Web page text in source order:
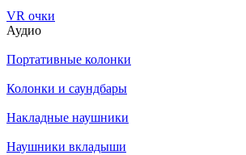
VR очки
Аудио
Портативные колонки
Колонки и саундбары
Накладные наушники
Наушники вкладыши